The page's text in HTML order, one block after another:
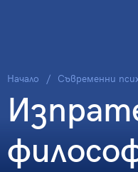
Начало Съвременни